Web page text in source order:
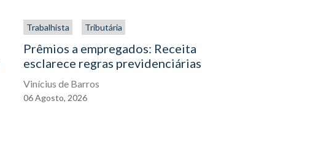
Trabalhista Tributária
Prêmios a empregados: Receita
esclarece regras previdenciárias
Vinícius de Barros
06Agosto, 2026